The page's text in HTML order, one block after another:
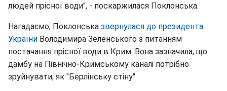
людей прісної води", - поскаржилася Поклонська.
Нагадаємо, Поклонська звернулася до президента
України Володимира Зеленського з питанням
постачання прісної води в Крим. Вона зазначила, що
дамбу на Північно-Кримському каналі потрібно
зруйнувати, як "Берлінську стіну".